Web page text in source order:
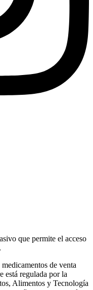
que permite el acceso
de venta
está regulada por la
Alimentos y Tecnología